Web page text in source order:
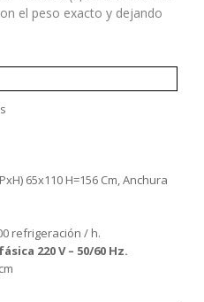
el peso exacto y dejando
65x110 H=156 Cm, Anchura
refrigeración / h.
220 V – 50/60 Hz.